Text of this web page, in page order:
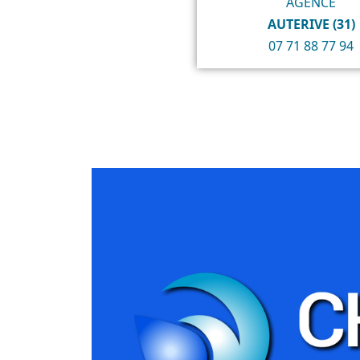
AUTERIVE (31)
07 71 88 77 94